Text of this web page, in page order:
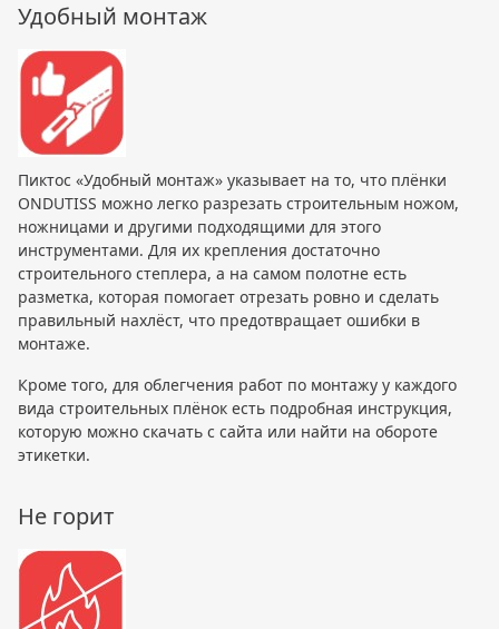
Удобный монтаж
Пиктос «Удобный монтаж» указывает на то, что плёнки
ONDUTISS можно легко разрезать строительным ножом,
ножницами и другими подходящими для этого
инструментами. Для их крепления достаточно
строительного степлера, а на самом полотне есть
разметка, которая помогает отрезать ровно и сделать
правильный нахлёст, что предотвращает ошибки в
монтаже.
Кроме того, для облегчения работ по монтажу у каждого
вида строительных плёнок есть подробная инструкция,
которую можно скачать с сайта или найти на обороте
этикетки.
Не горит